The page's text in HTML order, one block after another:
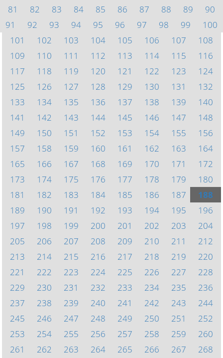
81
82 83 84 85 86 87 88 89
90
91
92 93 94 95 96 97 98 99
100
101
102 103 104 105 106 107
108
109
110 111 112 113 114 115
116
117
118 119 120 121 122 123
124
125
126 127 128 129 130 131
132
133
134 135 136 137 138 139
140
141
142 143 144 145 146 147
148
149
150 151 152 153 154 155
156
157
158 159 160 161 162 163
164
165
166 167 168 169 170 171
172
173
174 175 176 177 178 179
180
181
182 183 184 185 186 187
188
189
190 191 192 193 194 195
196
197
198 199 200 201 202 203
204
205
206 207 208 209 210 211
212
213
214 215 216 217 218 219
220
221
222 223 224 225 226 227
228
229
230 231 232 233 234 235
236
237
238 239 240 241 242 243
244
245
246 247 248 249 250 251
252
253
254 255 256 257 258 259
260
261
262 263 264 265 266 267
268